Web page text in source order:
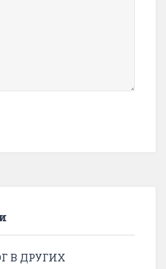
В ДРУГИХ